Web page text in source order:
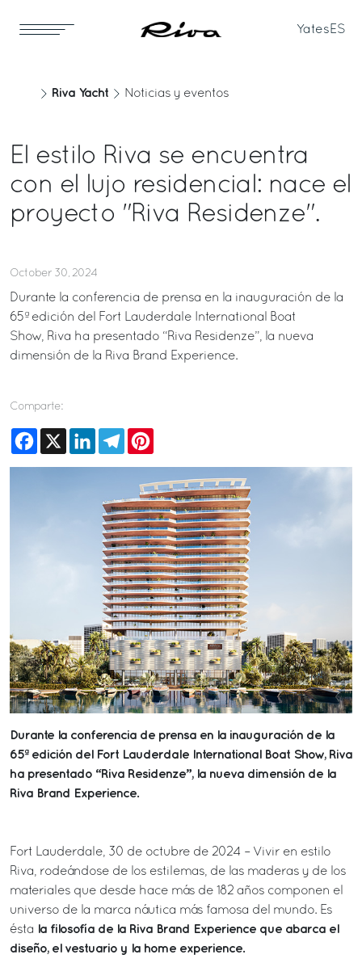
Yates ES
Riva Yacht Noticias y eventos
El estilo Riva se encuentra
con el lujo residencial: nace el
proyecto "Riva Residenze".
October 30, 2024
Durante la conferencia de prensa en la inauguración de la
65ª edición del Fort Lauderdale International Boat
Show, Riva ha presentado “Riva Residenze”, la nueva
dimensión de la Riva Brand Experience.
Comparte:
Facebook
X LinkedInTelegram
Durante la conferencia de prensa en la inauguración de la
65ª edición del Fort Lauderdale International Boat Show, Riva
ha presentado “Riva Residenze”, la nueva dimensión de la
Riva Brand Experience.
Fort Lauderdale, 30 de octubre de 2024 – Vivir en estilo
Riva, rodeándose de los estilemas, de las maderas y de los
materiales que desde hace más de 182 años componen el
universo de la marca náutica más famosa del mundo. Es
ésta
la filosofía de la Riva Brand Experience que abarca el
diseño, el vestuario y la home experience.